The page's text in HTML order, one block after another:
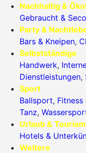
Nachhaltig &
Gebraucht &
Party &
Bars & Kneipen,
Selbstständige
Handwerk,
Dienstleistungen,
Sport
Ballsport, Fitness
Tanz,
Urlaub &
Hotels &
Weitere